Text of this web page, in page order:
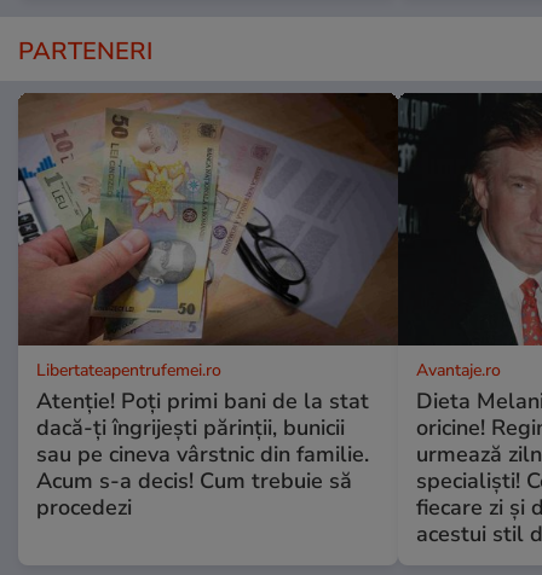
PARTENERI
Libertateapentrufemei.ro
Atenție! Poți primi bani de la stat
dacă-ți îngrijești părinții, bunicii
sau pe cineva vârstnic din familie.
Acum s-a decis! Cum trebuie să
procedezi
Avantaje.ro
Dieta
oricine!
urmează
specialiști!
fiecare zi și
acestui stil